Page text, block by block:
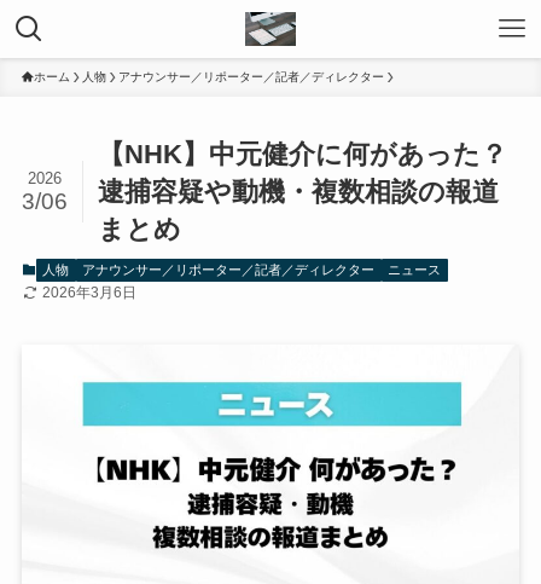
ホーム 人物 アナウンサー／リポーター／記者／ディレクター
【NHK】中元健介に何があった？
逮捕容疑や動機・複数相談の報道
まとめ
2026
3/06
人物 アナウンサー／リポーター／記者／ディレクター ニュース
2026年3月6日